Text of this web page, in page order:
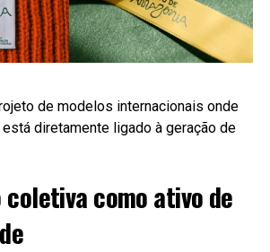
de modelos internacionais onde
diretamente ligado à geração de
como ativo de